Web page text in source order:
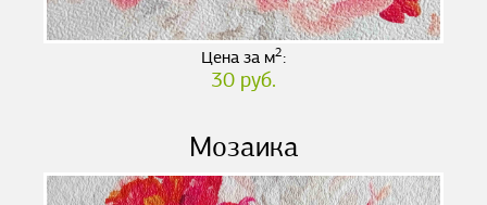
Цена за м2:
30 руб.
Мозаика